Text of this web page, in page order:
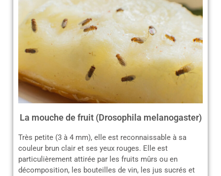
La mouche de fruit (Drosophila melanogaster)
Très petite (3 à 4 mm), elle est reconnaissable à sa
couleur brun clair et ses yeux rouges. Elle est
particulièrement attirée par les fruits mûrs ou en
décomposition, les bouteilles de vin, les jus sucrés et